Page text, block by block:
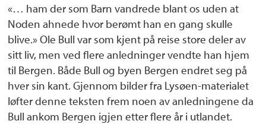
«… ham der som Barn vandrede blant os uden at
Noden ahnede hvor berømt han en gang skulle
blive.» Ole Bull var som kjent på reise store deler av
sitt liv, men ved flere anledninger vendte han hjem
til Bergen. Både Bull og byen Bergen endret seg på
hver sin kant. Gjennom bilder fra Lysøen-materialet
løfter denne teksten frem noen av anledningene da
Bull ankom Bergen igjen etter flere år i utlandet.